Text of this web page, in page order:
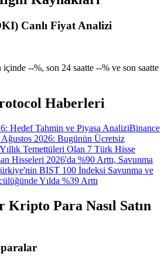
Canlı Fiyat Analizi
--%, son 24 saatte --% ve son saatte
Haberleri
Hedef Tahmin ve Piyasa AnaliziBinance
Ağustos 2026: Bugünün Ücretsiz
Temettüleri Olan 7 Türk Hisse
Hisseleri 2026'da %90 Arttı, Savunma
BIST 100 İndeksi Savunma ve
Yılda %39 Arttı
Para Nasıl Satın